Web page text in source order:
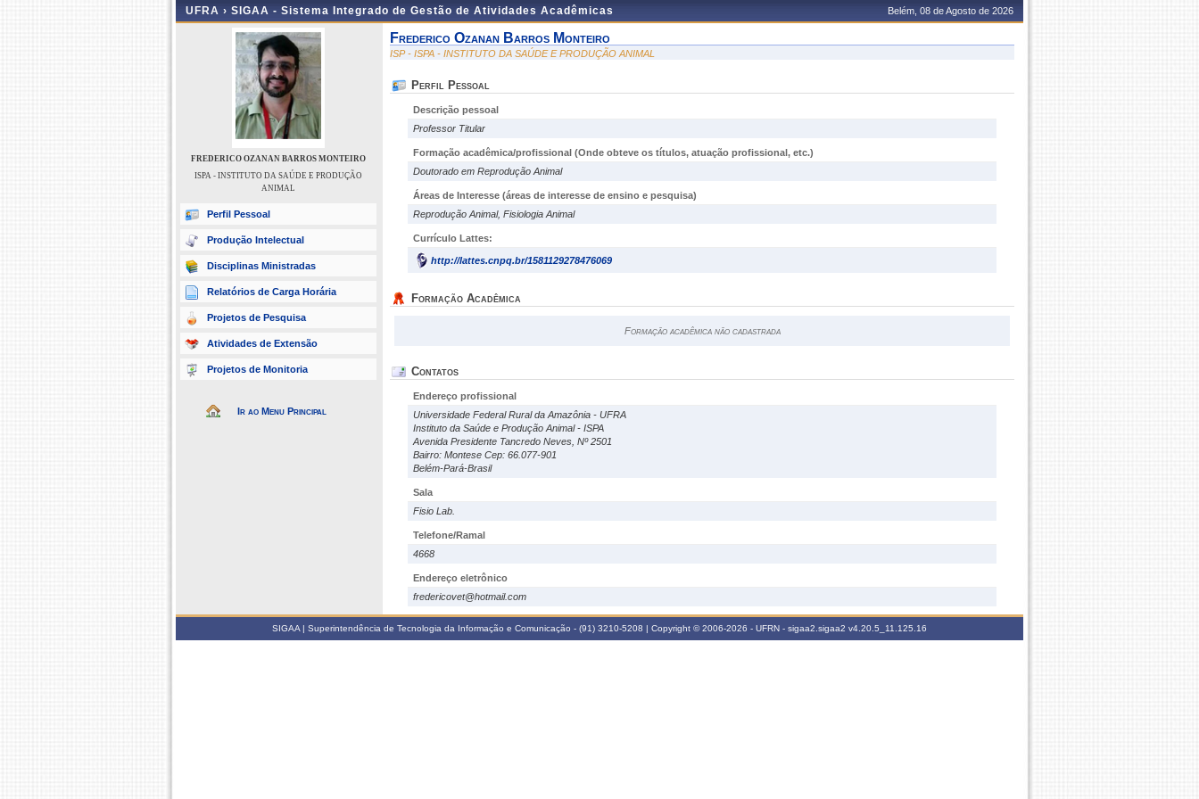
UFRA › SIGAA - Sistema Integrado de Gestão de Atividades Acadêmicas Belém, 08 de Agosto de 2026
FREDERICO OZANAN BARROS MONTEIRO
ISPA - INSTITUTO DA SAÚDE E PRODUÇÃO
ANIMAL
Perfil Pessoal
Produção Intelectual
Disciplinas Ministradas
Relatórios de Carga Horária
Projetos de Pesquisa
Atividades de Extensão
Projetos de Monitoria
Ir ao Menu Principal
Frederico Ozanan Barros Monteiro
ISP - ISPA - INSTITUTO DA SAÚDE E PRODUÇÃO ANIMAL
Perfil Pessoal
Descrição pessoal
Professor Titular
Formação acadêmica/profissional (Onde obteve os títulos, atuação profissional, etc.)
Doutorado em Reprodução Animal
Áreas de Interesse (áreas de interesse de ensino e pesquisa)
Reprodução Animal, Fisiologia Animal
Currículo Lattes:
http://lattes.cnpq.br/1581129278476069
Formação Acadêmica
Formação acadêmica não cadastrada
Contatos
Endereço profissional
Universidade Federal Rural da Amazônia - UFRA
Instituto da Saúde e Produção Animal - ISPA
Avenida Presidente Tancredo Neves, Nº 2501
Bairro: Montese Cep: 66.077-901
Belém-Pará-Brasil
Sala
Fisio Lab.
Telefone/Ramal
4668
Endereço eletrônico
fredericovet@hotmail.com
SIGAA | Superintendência de Tecnologia da Informação e Comunicação - (91) 3210-5208 | Copyright © 2006-2026 - UFRN - sigaa2.sigaa2 v4.20.5_11.125.16